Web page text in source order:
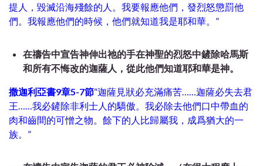
提人，毀滅沿海殘餘的人。我要報應他們，發烈怒懲罰他
們。我報應他們的時候，他們就知道我是耶和華。”
在禱告中宣告神伸出祂的手在神聖的烈怒中鏟除哈馬斯
和所有不悔改的迦薩人，從此他們知道耶和華是神。
撒迦利亞書9章5-7節“迦薩見狀必充滿痛苦……迦薩必失去君
王……我必鏟除非利士人的驕傲。我必除去他們口中帶血的
肉和齒間的可憎之物。餘下的人比歸屬我，成爲猶大的一
族。”